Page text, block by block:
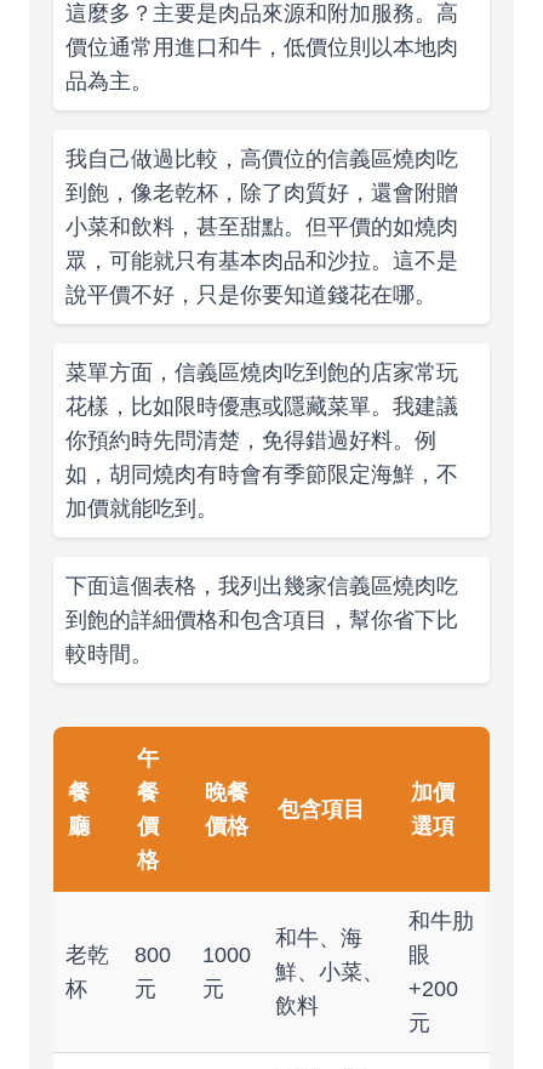
這麼多？主要是肉品來源和附加服務。高
價位通常用進口和牛，低價位則以本地肉
品為主。
我自己做過比較，高價位的信義區燒肉吃
到飽，像老乾杯，除了肉質好，還會附贈
小菜和飲料，甚至甜點。但平價的如燒肉
眾，可能就只有基本肉品和沙拉。這不是
說平價不好，只是你要知道錢花在哪。
菜單方面，信義區燒肉吃到飽的店家常玩
花樣，比如限時優惠或隱藏菜單。我建議
你預約時先問清楚，免得錯過好料。例
如，胡同燒肉有時會有季節限定海鮮，不
加價就能吃到。
下面這個表格，我列出幾家信義區燒肉吃
到飽的詳細價格和包含項目，幫你省下比
較時間。
餐
廳
午
餐
價
格
晚餐
價格
包含項目
加價
選項
老乾
杯
800
元
1000
元
和牛、海
鮮、小菜、
飲料
和牛肋
眼
+200
元